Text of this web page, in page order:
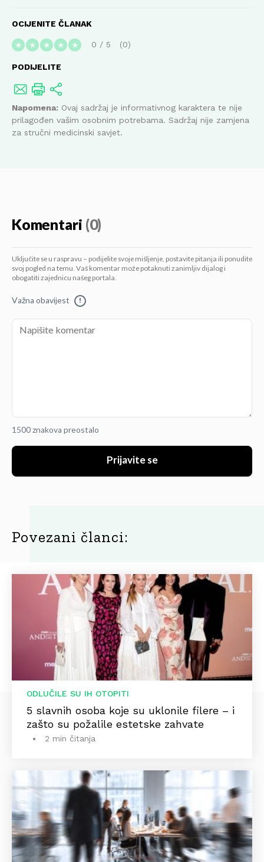
OCIJENITE ČLANAK
★ ★ ★ ★ ★ 0 / 5 0
PODIJELITE
Napomena: Ovaj sadržaj je informativnog karaktera te nije
prilagođen vašim osobnim potrebama. Sadržaj nije zamjena
za stručni medicinski savjet.
Komentari (0)
Uključite se u raspravu – podijelite svoje mišljenje, postavite pitanja ili ponudite
svoj pogled na temu. Vaš komentar može potaknuti zanimljiv dijalog i
obogatiti zajednicu našeg portala.
Važna obavijest !
1500 znakova preostalo
Prijavite se
Povezani članci:
ODLUČILE SU IH OTOPITI
5 slavnih osoba koje su uklonile filere – i
zašto su požalile estetske zahvate
2 min čitanja